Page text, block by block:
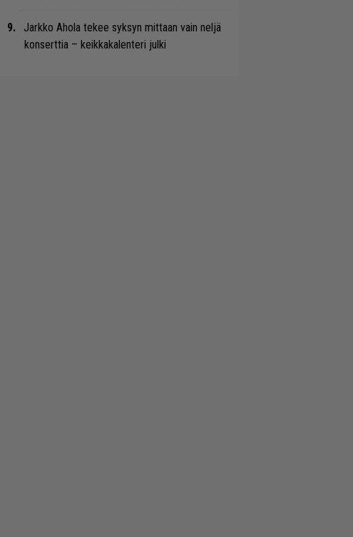
Jarkko Ahola tekee syksyn mittaan vain neljä
konserttia – keikkakalenteri julki